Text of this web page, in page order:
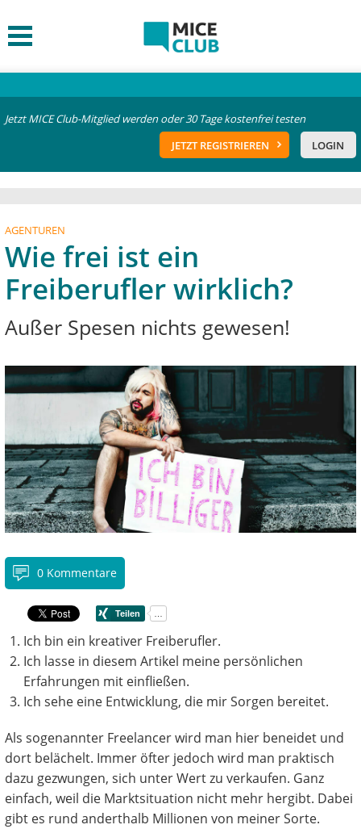
Jetzt MICE Club-Mitglied werden oder 30 Tage kostenfrei testen
JETZT REGISTRIEREN
LOGIN
AGENTUREN
Wie frei ist ein
Freiberufler wirklich?
Außer Spesen nichts gewesen!
0 Kommentare
Ich bin ein kreativer Freiberufler.
Ich lasse in diesem Artikel meine persönlichen
Erfahrungen mit einfließen.
Ich sehe eine Entwicklung, die mir Sorgen bereitet.
Als sogenannter Freelancer wird man hier beneidet und
dort belächelt. Immer öfter jedoch wird man praktisch
dazu gezwungen, sich unter Wert zu verkaufen. Ganz
einfach, weil die Marktsituation nicht mehr hergibt. Dabei
gibt es rund anderthalb Millionen von meiner Sorte.